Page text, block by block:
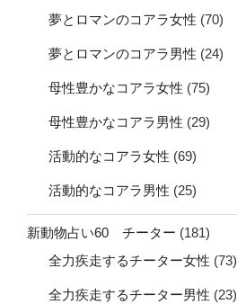
夢とロマンのコアラ女性 (70)
夢とロマンのコアラ男性 (24)
母性豊かなコアラ女性 (75)
母性豊かなコアラ男性 (29)
活動的なコアラ女性 (69)
活動的なコアラ男性 (25)
新動物占い60 チーター (181)
全力疾走するチーター女性 (73)
全力疾走するチーター男性 (23)